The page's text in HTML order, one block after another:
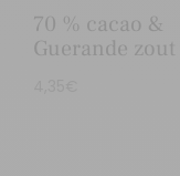
70 % cacao &
Guerande zout